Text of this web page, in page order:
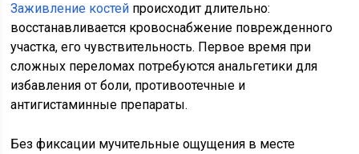
Заживление костей происходит длительно:
восстанавливается кровоснабжение поврежденного
участка, его чувствительность. Первое время при
сложных переломах потребуются анальгетики для
избавления от боли, противоотечные и
антигистаминные препараты.
Без фиксации мучительные ощущения в месте